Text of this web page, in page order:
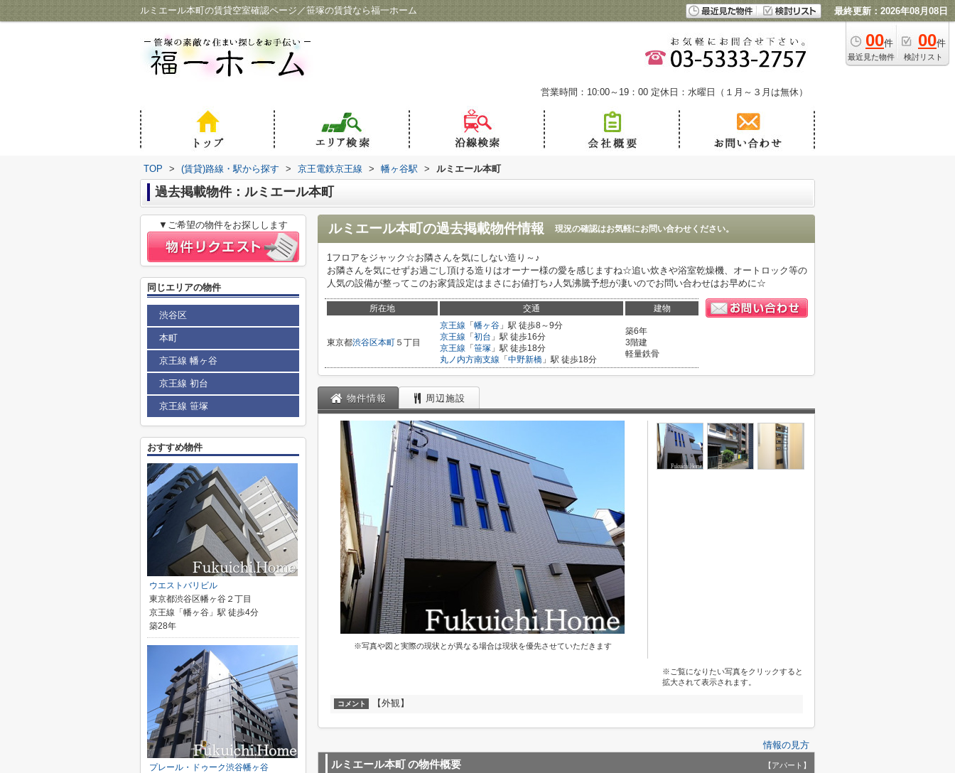
ルミエール本町の賃貸空室確認ページ／笹塚の賃貸なら福一ホーム 最終更新：2026年08月08日
00件
最近見た物件
00件
検討リスト
営業時間：10:00～19：00 定休日：水曜日（１月～３月は無休）
TOP > (賃貸)路線・駅から探す > 京王電鉄京王線 > 幡ヶ谷駅 > ルミエール本町
過去掲載物件：ルミエール本町
ルミエール本町の過去掲載物件情報 現況の確認はお気軽にお問い合わせください。
1フロアをジャック☆お隣さんを気にしない造り～♪
お隣さんを気にせずお過ごし頂ける造りはオーナー様の愛を感じますね☆追い炊きや浴室乾燥機、オートロック等の
人気の設備が整ってこのお家賃設定はまさにお値打ち♪人気沸騰予想が凄いのでお問い合わせはお早めに☆
所在地 交通 建物
東京都渋谷区本町 ５丁目
京王線 「 幡ヶ谷 」駅 徒歩8～9分
京王線 「 初台 」駅 徒歩16分
京王線 「 笹塚 」駅 徒歩18分
丸ノ内方南支線 「 中野新橋 」駅 徒歩18分
築6年
3階建
軽量鉄骨
物件情報 周辺施設
※写真や図と実際の現状とが異なる場合は現状を優先させていただきます
※ご覧になりたい写真をクリックすると
拡大されて表示されます。
コメント 【外観】
情報の見方
ルミエール本町の物件概要 【アパート】
▼ご希望の物件をお探しします
同じエリアの物件
渋谷区
本町
京王線 幡ヶ谷
京王線 初台
京王線 笹塚
おすすめ物件
ウエストバリビル
東京都渋谷区幡ヶ谷２丁目
京王線「幡ヶ谷」駅 徒歩4分
築28年
プレール・ドゥーク渋谷幡ヶ谷